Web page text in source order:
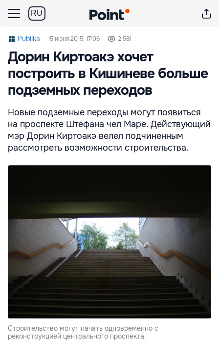
RU
Publika 15 июня 2015, 17:06 2 581
Дорин Киртоакэ хочет
построить в Кишиневе больше
подземных переходов
Новые подземные переходы могут появиться
на проспекте Штефана чел Маре. Действующий
мэр Дорин Киртоакэ велел подчиненным
рассмотреть возможности строительства.
Строительство могут начать одновременно с
реконструкцией центрального проспекта.